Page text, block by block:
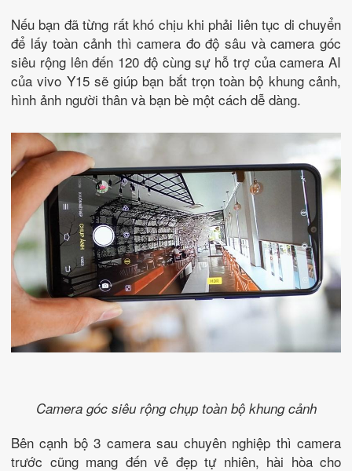
Nếu bạn đã từng rất khó chịu khi phải liên tục di chuyển
để lấy toàn cảnh thì camera đo độ sâu và camera góc
siêu rộng lên đến 120 độ cùng sự hỗ trợ của camera AI
của vivo Y15 sẽ giúp bạn bắt trọn toàn bộ khung cảnh,
hình ảnh người thân và bạn bè một cách dễ dàng.
Camera góc siêu rộng chụp toàn bộ khung cảnh
Bên cạnh bộ 3 camera sau chuyên nghiệp thì camera
trước cũng mang đến vẻ đẹp tự nhiên, hài hòa cho